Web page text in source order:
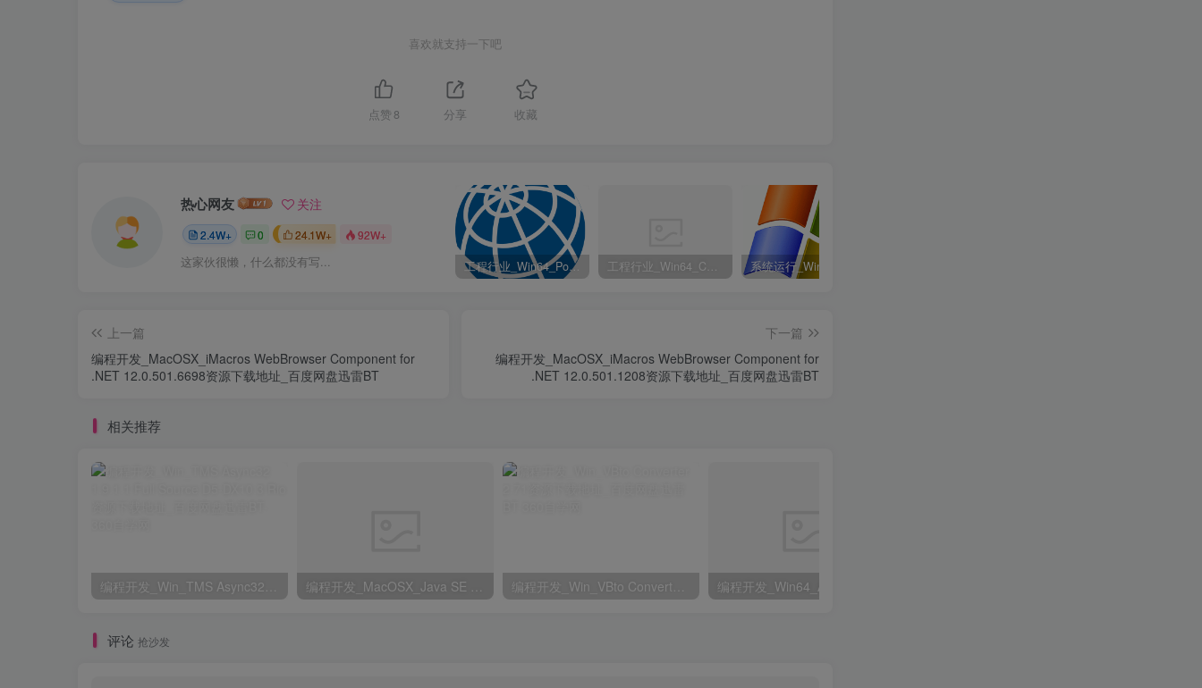
喜欢就支持一下吧
点赞 8 分享 收藏
热心网友 关注
2.4W+ 0 24.1W+ 92W+
这家伙很懒，什么都没有写... 工程行业_Win64_PointWise 18.6 R2 x64资源下载地址_百度网盘迅雷BT 工程行业_Win64_Cadence Fidelity Pointwise 2024.1 x64资源下载地址_百度网盘迅雷BT
上一篇
编程开发_MacOSX_iMacros WebBrowser Component for
.NET 12.0.501.6698资源下载地址_百度网盘迅雷BT
下一篇
编程开发_MacOSX_iMacros WebBrowser Component for
.NET 12.0.501.1208资源下载地址_百度网盘迅雷BT
相关推荐
编程开发_Win_TMS Async32 1.9.1.1 Full Source D5-DX10.3 Rio资源下载地址_百度网盘迅雷BT 编程开发_MacOSX_Java SE Development Kit 23.0.1 macOS x64资源下载地址_百度网盘迅雷BT 编程开发_Win_VBto Converter 2.71资源下载地址_百度网盘迅雷BT
评论 抢沙发